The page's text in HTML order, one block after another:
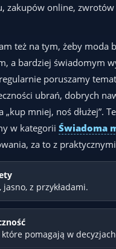
zakupów online, zwrotów
też na tym, żeby moda
a bardziej świadomym
poruszamy temat
ubrań, dobrych
„kup mniej, noś dłużej”.
w kategorii Świadoma
za to z
jasno, z przykładami.
które pomagają w